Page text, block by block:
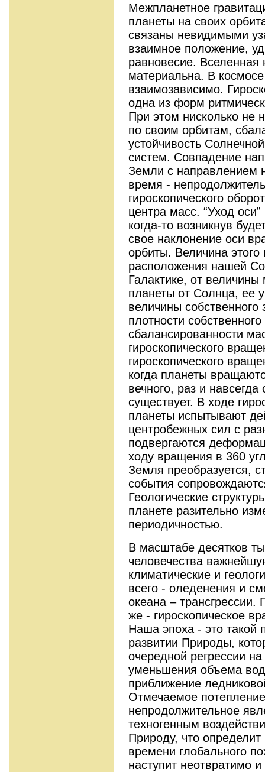
Межпланетное
планеты на своих
связаны невидимыми
взаимное положение,
равновесие. Вселенная
материальна. В
взаимозависимо.
одна из форм
При этом нисколько не
по своим орбитам,
устойчивость
систем. Совпадение
Земли с направлением
время -
гироскопического
центра масс. “Уход
когда-то возникнув
свое наклонение оси
орбиты. Величина этого
расположения нашей
Галактике, от
планеты от Солнца, ее
величины собственного
плотности
сбалансированности
гироскопического
гироскопического
когда планеты
вечного, раз и
существует. В ходе
планеты испытывают
центробежных сил с
подвергаются
ходу вращения в 360
Земля преобразуется,
события
Геологические
планете разительно
периодичностью.
В масштабе десятков
человечества
климатические и
всего - оледенения и
океана – трансгрессии.
же - гироскопическое
Наша эпоха - это такой
развитии Природы,
очередной регрессии
уменьшения объема
приближение
Отмечаемое
непродолжительное
техногенным
Природу, что
времени глобального
наступит неотвратимо